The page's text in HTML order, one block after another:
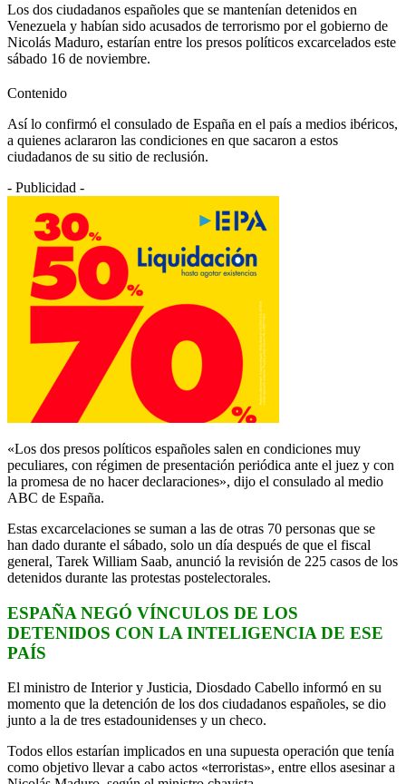
Los dos ciudadanos españoles que se mantenían detenidos en
Venezuela y habían sido acusados de terrorismo por el gobierno de
Nicolás Maduro, estarían entre los presos políticos excarcelados este
sábado 16 de noviembre.
Contenido
Así lo confirmó el consulado de España en el país a medios ibéricos,
a quienes aclararon las condiciones en que sacaron a estos
ciudadanos de su sitio de reclusión.
- Publicidad -
«Los dos presos políticos españoles salen en condiciones muy
peculiares, con régimen de presentación periódica ante el juez y con
la promesa de no hacer declaraciones», dijo el consulado al medio
ABC de España.
Estas excarcelaciones se suman a las de otras 70 personas que se
han dado durante el sábado, solo un día después de que el fiscal
general, Tarek William Saab, anunció la revisión de 225 casos de los
detenidos durante las protestas postelectorales.
ESPAÑA NEGÓ VÍNCULOS DE LOS
DETENIDOS CON LA INTELIGENCIA DE ESE
PAÍS
El ministro de Interior y Justicia, Diosdado Cabello informó en su
momento que la detención de los dos ciudadanos españoles, se dio
junto a la de tres estadounidenses y un checo.
Todos ellos estarían implicados en una supuesta operación que tenía
como objetivo llevar a cabo actos «terroristas», entre ellos asesinar a